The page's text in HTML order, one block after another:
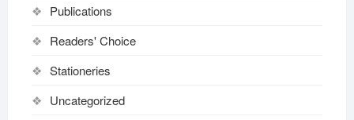
Publications
Readers' Choice
Stationeries
Uncategorized